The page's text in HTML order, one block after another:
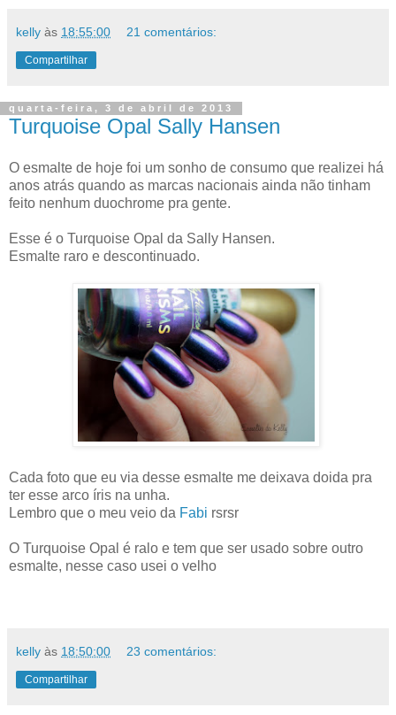
kelly às 18:55:00 21 comentários:
Compartilhar
quarta-feira, 3 de abril de 2013
Turquoise Opal Sally Hansen
O esmalte de hoje foi um sonho de consumo que realizei há
anos atrás quando as marcas nacionais ainda não tinham
feito nenhum duochrome pra gente.
Esse é o Turquoise Opal da Sally Hansen.
Esmalte raro e descontinuado.
Cada foto que eu via desse esmalte me deixava doida pra
ter esse arco íris na unha.
Lembro que o meu veio da Fabi rsrsr
O Turquoise Opal é ralo e tem que ser usado sobre outro
esmalte, nesse caso usei o velho
kelly às 18:50:00 23 comentários:
Compartilhar